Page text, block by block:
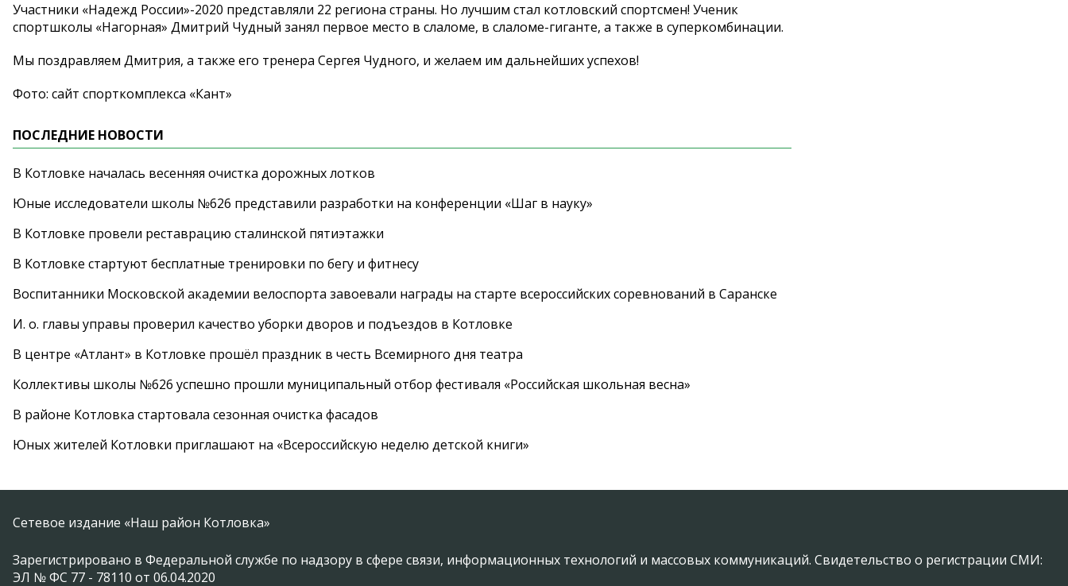
Участники «Надежд России»-2020 представляли 22 региона страны. Но лучшим стал котловский спортсмен! Ученик
спортшколы «Нагорная» Дмитрий Чудный занял первое место в слаломе, в слаломе-гиганте, а также в суперкомбинации.
Мы поздравляем Дмитрия, а также его тренера Сергея Чудного, и желаем им дальнейших успехов!
Фото: сайт спорткомплекса «Кант»
ПОСЛЕДНИЕ НОВОСТИ
В Котловке началась весенняя очистка дорожных лотков
Юные исследователи школы №626 представили разработки на конференции «Шаг в науку»
В Котловке провели реставрацию сталинской пятиэтажки
В Котловке стартуют бесплатные тренировки по бегу и фитнесу
Воспитанники Московской академии велоспорта завоевали награды на старте всероссийских соревнований в Саранске
И. о. главы управы проверил качество уборки дворов и подъездов в Котловке
В центре «Атлант» в Котловке прошёл праздник в честь Всемирного дня театра
Коллективы школы №626 успешно прошли муниципальный отбор фестиваля «Российская школьная весна»
В районе Котловка стартовала сезонная очистка фасадов
Юных жителей Котловки приглашают на «Всероссийскую неделю детской книги»
Сетевое издание «Наш район Котловка»
Зарегистрировано в Федеральной службе по надзору в сфере связи, информационных технологий и массовых коммуникаций. Свидетельство о регистрации СМИ:
ЭЛ № ФС 77 - 78110 от 06.04.2020